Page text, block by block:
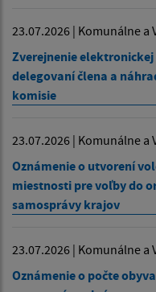
23.07.2026 | Komunálne a
Zverejnenie
delegovaní člena a
komisie
23.07.2026 | Komunálne a
Oznámenie o utvorení
miestnosti pre voľby do
samosprávy krajov
23.07.2026 | Komunálne a
Oznámenie o počte